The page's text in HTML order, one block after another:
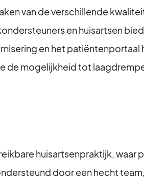
van de verschillende
en huisartsen
en het patiëntenportaal
de mogelijkheid tot
huisartsenpraktijk, waar
door een hecht